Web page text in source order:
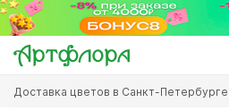
Перейти
основному
содержанию
Вы
здесь
Доставка цветов в Санкт-Петербурге